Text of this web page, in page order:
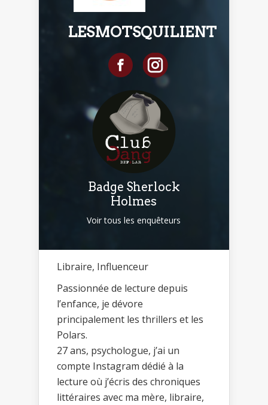
LESMOTSQUILIENT
Badge Sherlock
Holmes
Voir tous les enquêteurs
Libraire, Influenceur
Passionnée de lecture depuis
l’enfance, je dévore
principalement les thrillers et les
Polars.
27 ans, psychologue, j’ai un
compte Instagram dédié à la
lecture où j’écris des chroniques
littéraires avec ma mère, libraire,